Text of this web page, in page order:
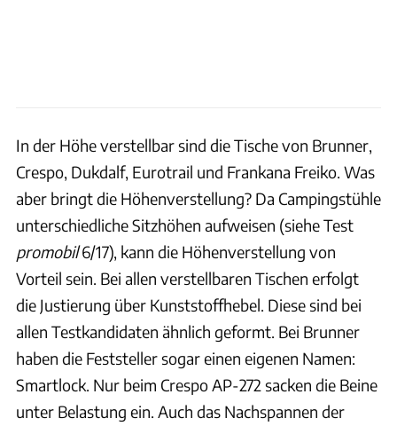
In der Höhe verstellbar sind die Tische von Brunner,
Crespo, Dukdalf, Eurotrail und Frankana Freiko. Was
aber bringt die Höhenverstellung? Da Campingstühle
unterschiedliche Sitzhöhen aufweisen (siehe Test
promobil6/17), kann die Höhenverstellung von
Vorteil sein. Bei allen verstellbaren Tischen erfolgt
die Justierung über Kunststoffhebel. Diese sind bei
allen Testkandidaten ähnlich geformt. Bei Brunner
haben die Feststeller sogar einen eigenen Namen:
Smartlock. Nur beim Crespo AP-272 sacken die Beine
unter Belastung ein. Auch das Nachspannen der